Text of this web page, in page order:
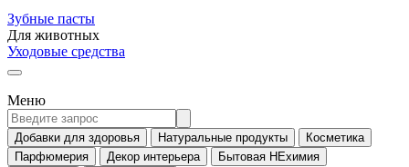
Зубные пасты
Для животных
Уходовые средства
Меню
Добавки для здоровья Натуральные продукты
Косметика
Парфюмерия
Декор интерьера
Бытовая НЕхимия